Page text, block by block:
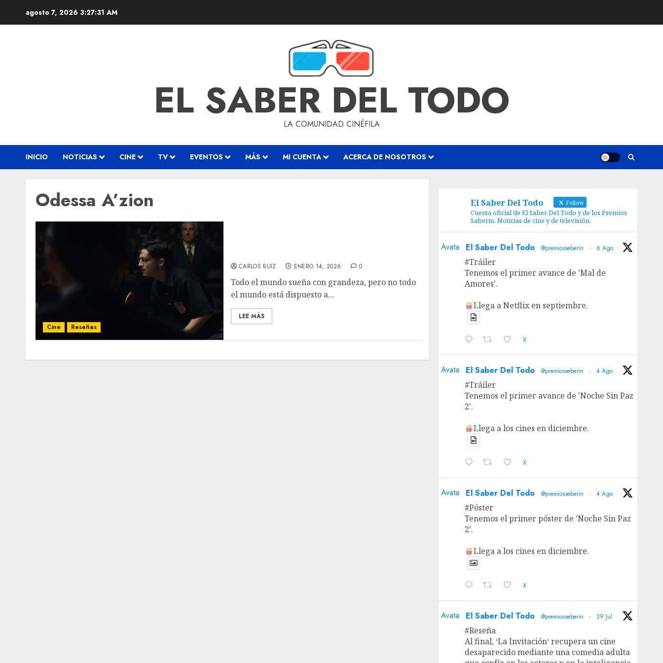
agosto 7, 2026 3:27:32 AM
EL SABER DEL TODO
LA COMUNIDAD CINÉFILA
INICIO NOTICIAS CINE TV EVENTOS MÁS MI CUENTA ACERCA DE NOSOTROS
Odessa A’zion
Cine Reseñas
CARLOS RUIZ ENERO 14, 2026 0
Todo el mundo sueña con grandeza, pero no todo
el mundo está dispuesto a...
LEE MÁS
El Saber Del Todo Follow
Cuenta oficial de El Saber Del Todo y de los Premios
Saberin. Noticias de cine y de televisión.
Avatar El Saber Del Todo @premiosseberin · 6 Ago
#Tráiler
Tenemos el primer avance de 'Mal de
Amores'.
Llega a Netflix en septiembre.
X
Avatar El Saber Del Todo @premiosseberin · 4 Ago
#Tráiler
Tenemos el primer avance de 'Noche Sin Paz
2'.
Llega a los cines en diciembre.
X
Avatar El Saber Del Todo @premiosseberin · 4 Ago
#Póster
Tenemos el primer póster de 'Noche Sin Paz
2'.
Llega a los cines en diciembre.
X
Avatar El Saber Del Todo @premiosseberin · 29 Jul
#Reseña
Al final, ‘La Invitación‘ recupera un cine
desaparecido mediante una comedia adulta